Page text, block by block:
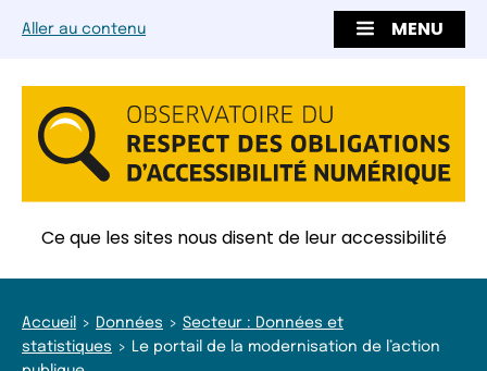
Aller au contenu MENU
Ce que les sites nous disent de leur accessibilité
Accueil Données
Secteur : Données et
statistiques
Le portail de la modernisation de l’action